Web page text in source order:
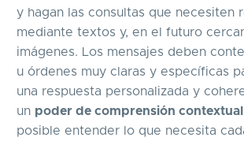
y hagan las consultas que necesiten
mediante textos y, en el futuro
imágenes. Los mensajes deben
u órdenes muy claras y específicas
una respuesta personalizada y
un poder de comprensión contextual
posible entender lo que necesita